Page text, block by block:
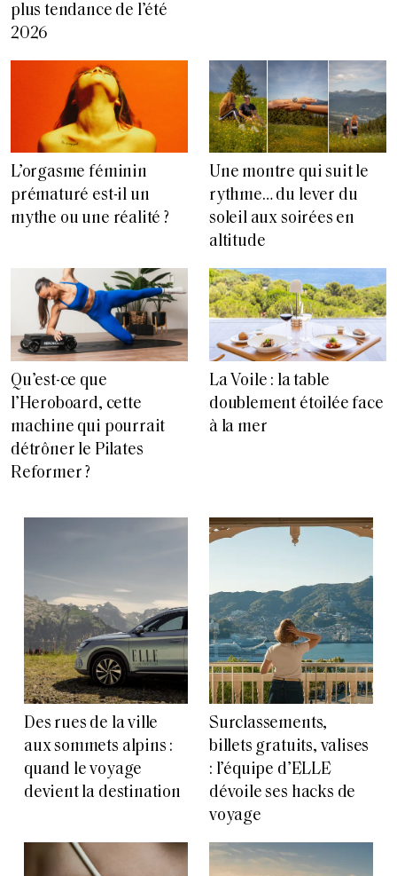
plus tendance de l’été
2026
L’orgasme féminin
prématuré est-il un
mythe ou une réalité ?
Une montre qui suit le
rythme… du lever du
soleil aux soirées en
altitude
Qu’est-ce que
l’Heroboard, cette
machine qui pourrait
détrôner le Pilates
Reformer ?
La Voile : la table
doublement étoilée face
à la mer
Des rues de la ville
aux sommets alpins :
quand le voyage
devient la destination
Surclassements,
billets gratuits, valises
: l’équipe d’ELLE
dévoile ses hacks de
voyage